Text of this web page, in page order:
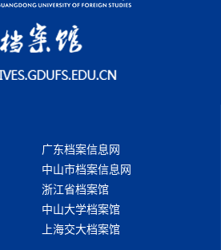
广东档案信息网
中山市档案信息网
浙江省档案馆
中山大学档案馆
上海交大档案馆